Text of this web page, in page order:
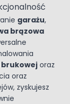
garażu,
brązowa
oraz
oraz
zyskujesz